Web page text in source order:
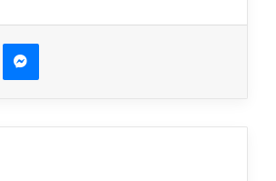
Messenger